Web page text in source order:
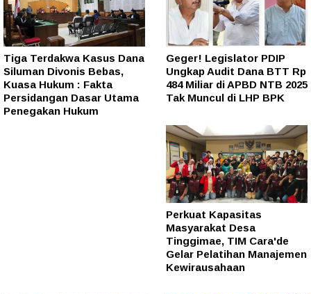
Tiga Terdakwa Kasus Dana
Siluman Divonis Bebas,
Kuasa Hukum : Fakta
Persidangan Dasar Utama
Penegakan Hukum
Geger! Legislator PDIP
Ungkap Audit Dana BTT Rp
484 Miliar di APBD NTB 2025
Tak Muncul di LHP BPK
Perkuat Kapasitas
Masyarakat Desa
Tinggimae, TIM Cara'de
Gelar Pelatihan Manajemen
Kewirausahaan